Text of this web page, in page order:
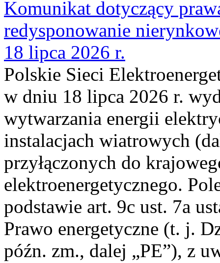
Komunikat dotyczący
redysponowanie
18 lipca 2026 r.
Polskie Sieci
w dniu 18 lipca 2026 r.
wytwarzania energii
instalacjach wiatrowych
przyłączonych do
elektroenergetycznego.
podstawie art. 9c ust. 7a
Prawo energetyczne (t. j.
późn. zm., dalej „PE”), z